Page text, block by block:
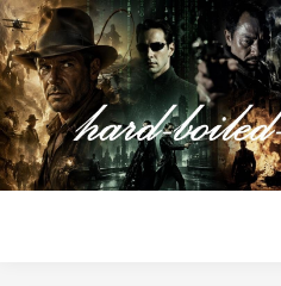
Zum
Inhalt
springen